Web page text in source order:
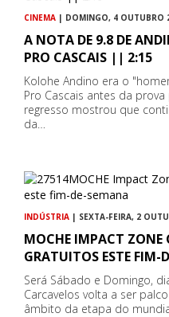
CINEMA | DOMINGO, 4 OUTUBRO
A NOTA DE 9.8 DE
PRO CASCAIS || 2:15
Kolohe Andino era o
Pro Cascais antes da
regresso mostrou que
da…
INDÚSTRIA | SEXTA-FEIRA, 2
MOCHE IMPACT ZONE
GRATUITOS ESTE FIM-
Será Sábado e Domingo,
Carcavelos volta a ser
âmbito da etapa do